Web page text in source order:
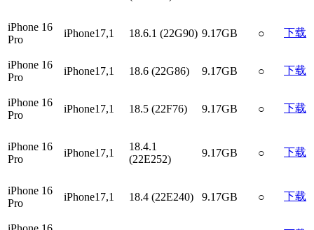
iPhone 16
Pro
iPhone17,1 18.6.1 (22G90) 9.17GB ○ 下载
iPhone 16
Pro
iPhone17,1 18.6 (22G86) 9.17GB ○ 下载
iPhone 16
Pro
iPhone17,1 18.5 (22F76) 9.17GB ○ 下载
iPhone 16
Pro
iPhone17,1
18.4.1
(22E252)
9.17GB ○ 下载
iPhone 16
Pro
iPhone17,1 18.4 (22E240) 9.17GB ○ 下载